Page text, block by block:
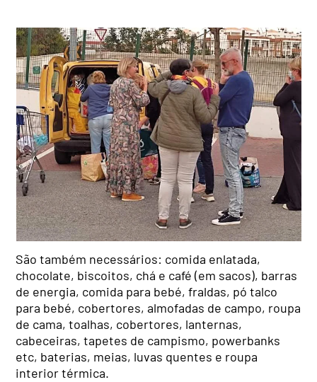
São também necessários: comida enlatada,
chocolate, biscoitos, chá e café (em sacos), barras
de energia, comida para bebé, fraldas, pó talco
para bebé, cobertores, almofadas de campo, roupa
de cama, toalhas, cobertores, lanternas,
cabeceiras, tapetes de campismo, powerbanks
etc, baterias, meias, luvas quentes e roupa
interior térmica.